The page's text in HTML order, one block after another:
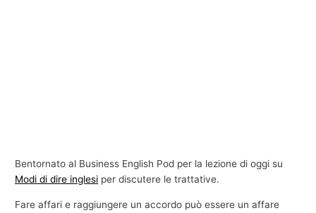
Bentornato al Business English Pod per la lezione di oggi su
Modi di dire inglesi per discutere le trattative.
Fare affari e raggiungere un accordo può essere un affare